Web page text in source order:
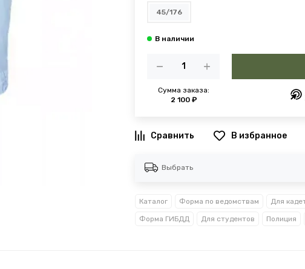
45/176
Сумма заказа:
2 100 ₽
В избранное
Выбрать
Каталог Форма по ведомствам
Форма ГИБДД Для студентов Полиция